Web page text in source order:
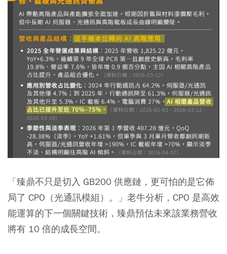
「臻鼎不只是切入 GB200 供應鏈，更可怕的是它佈
局了 CPO（光通訊模組）。」老牛分析，CPO 是高效
能運算的下一個關鍵技術，臻鼎預估未來該業務營收
將有 10 倍的成長空間。